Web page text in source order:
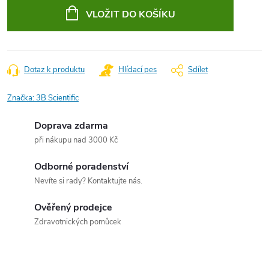
VLOŽIT DO KOŠÍKU
Dotaz k produktu Hlídací pes Sdílet
Značka:3B Scientific
Doprava zdarma
při nákupu nad 3000 Kč
Odborné poradenství
Nevíte si rady? Kontaktujte nás.
Ověřený prodejce
Zdravotnických pomůcek